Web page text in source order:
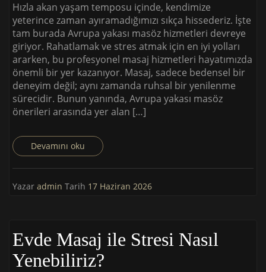
Hızla akan yaşam temposu içinde, kendimize
yeterince zaman ayıramadığımızı sıkça hissederiz. İşte
tam burada Avrupa yakası masöz hizmetleri devreye
giriyor. Rahatlamak ve stres atmak için en iyi yolları
ararken, bu profesyonel masaj hizmetleri hayatımızda
önemli bir yer kazanıyor. Masaj, sadece bedensel bir
deneyim değil; aynı zamanda ruhsal bir yenilenme
sürecidir. Bunun yanında, Avrupa yakası masöz
önerileri arasında yer alan […]
Devamını oku
Yazar admin Tarih 17 Haziran 2026
Evde Masaj ile Stresi Nasıl
Yenebiliriz?